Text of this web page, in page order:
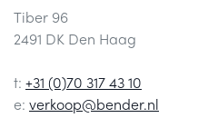
Tiber 96
2491 DK Den Haag
t: +31 (0)70 317 43 10
e: verkoop@bender.nl